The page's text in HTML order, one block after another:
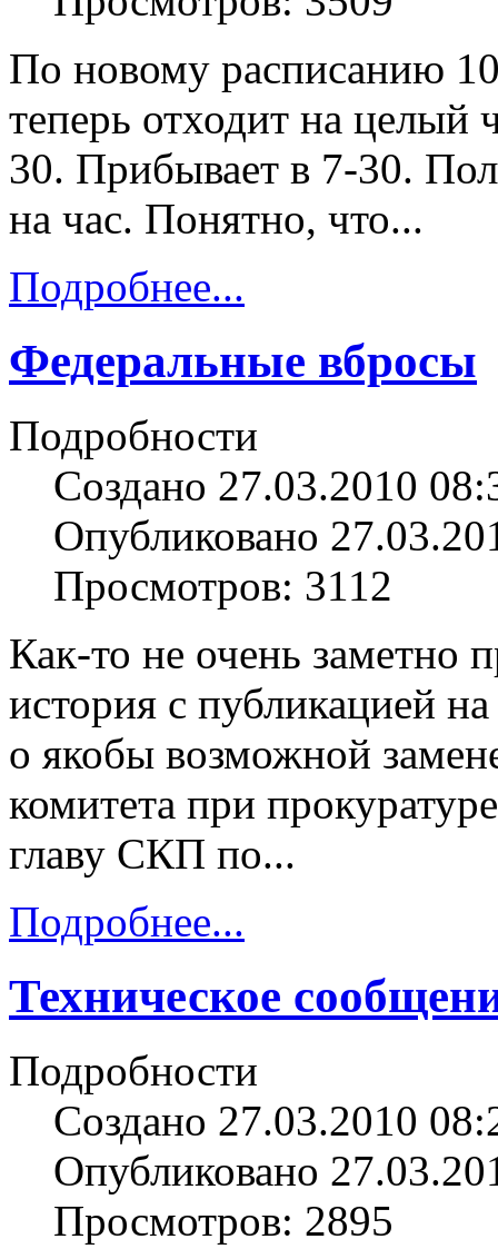
По новому расписанию
теперь отходит на
30. Прибывает в 7-30.
на час. Понятно, что...
Подробнее...
Федеральные вбросы
Подробности
Создано 27.03.2010
Опубликовано
Просмотров: 3112
Как-то не очень
история с публикацией
о якобы возможной
комитета при
главу СКП по...
Подробнее...
Техническое
Подробности
Создано 27.03.2010
Опубликовано
Просмотров: 2895